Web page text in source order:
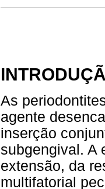
As
agente
inserção
subgengival. A
extensão, da
multifatorial